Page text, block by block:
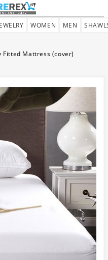
WOMEN MEN
Fitted Mattress (cover)